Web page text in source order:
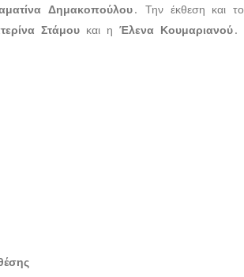
Δημακοπούλου. Την έκθεση και το
Στάμου και η Έλενα Κουμαριανού .